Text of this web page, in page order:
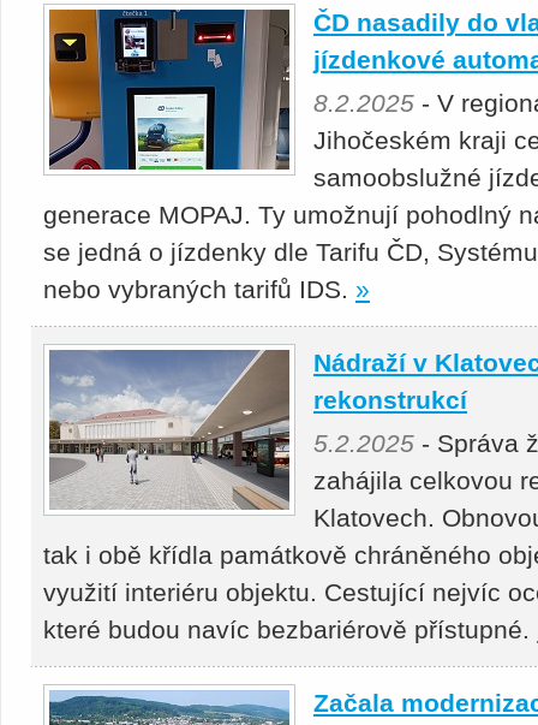
ČD nasadily do
jízdenkové
8.2.2025 - V
Jihočeském kraji
samoobslužné
generace MOPAJ. Ty umožnují pohodlný
se jedná o jízdenky dle Tarifu ČD,
nebo vybraných tarifů IDS. »
Nádraží v
rekonstrukcí
5.2.2025 - Správa
zahájila celkovou
Klatovech.
tak i obě křídla památkově chráněného
využití interiéru objektu. Cestující nejvíc
které budou navíc bezbariérově přístupné.
Začala